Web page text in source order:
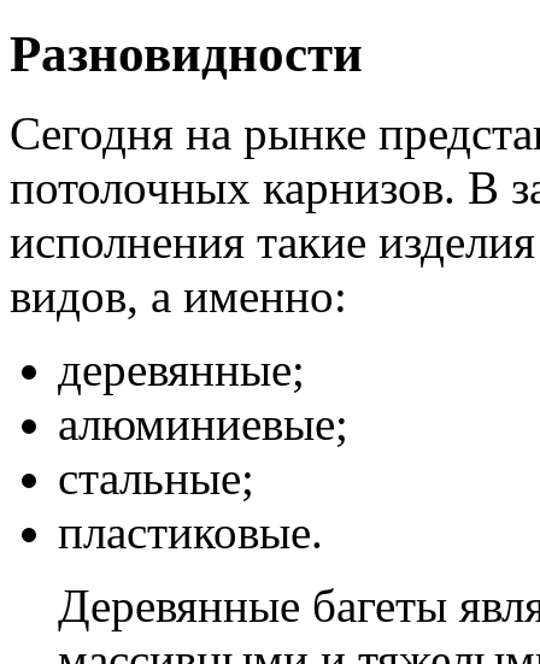
Разновидности
Сегодня на рынке
потолочных карнизов. В
исполнения такие
видов, а именно:
деревянные;
алюминиевые;
стальные;
пластиковые.
Деревянные багеты